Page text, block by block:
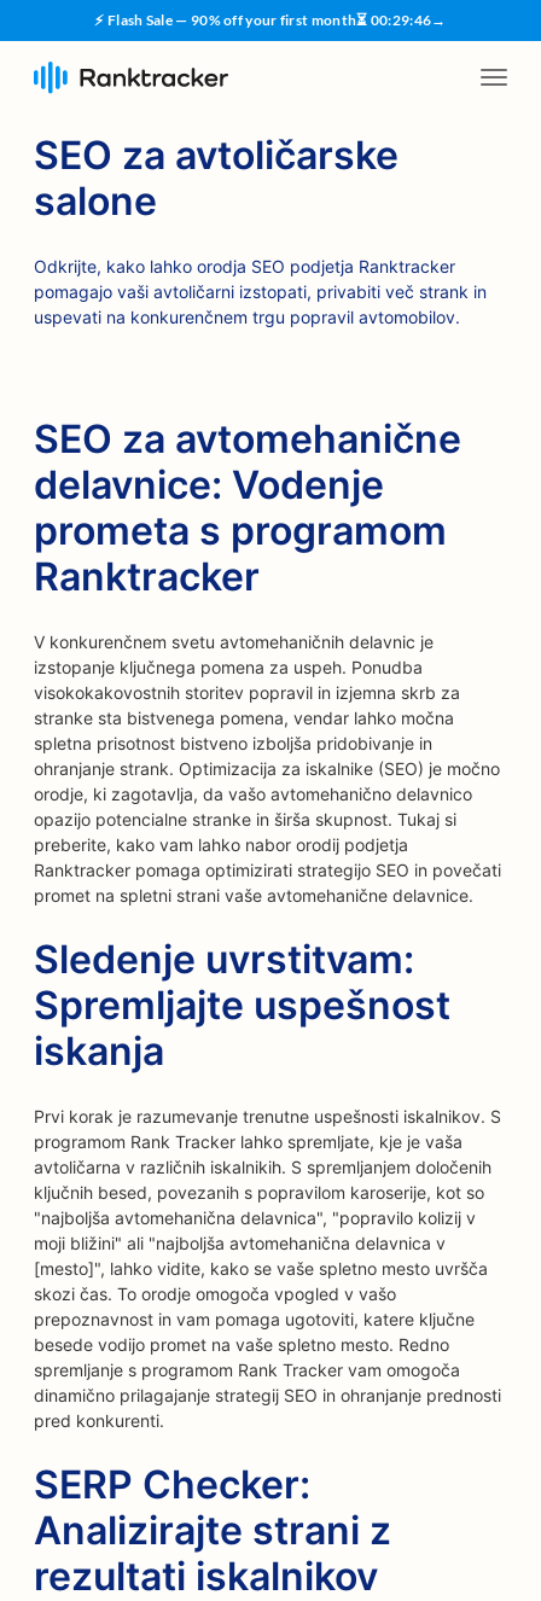
⚡ Flash Sale — 90% off your first month⏳ 00:29:45→
SEO za avtoličarske
salone
Odkrijte, kako lahko orodja SEO podjetja Ranktracker
pomagajo vaši avtoličarni izstopati, privabiti več strank in
uspevati na konkurenčnem trgu popravil avtomobilov.
SEO za avtomehanične
delavnice: Vodenje
prometa s programom
Ranktracker
V konkurenčnem svetu avtomehaničnih delavnic je
izstopanje ključnega pomena za uspeh. Ponudba
visokokakovostnih storitev popravil in izjemna skrb za
stranke sta bistvenega pomena, vendar lahko močna
spletna prisotnost bistveno izboljša pridobivanje in
ohranjanje strank. Optimizacija za iskalnike (SEO) je močno
orodje, ki zagotavlja, da vašo avtomehanično delavnico
opazijo potencialne stranke in širša skupnost. Tukaj si
preberite, kako vam lahko nabor orodij podjetja
Ranktracker pomaga optimizirati strategijo SEO in povečati
promet na spletni strani vaše avtomehanične delavnice.
Sledenje uvrstitvam:
Spremljajte uspešnost
iskanja
Prvi korak je razumevanje trenutne uspešnosti iskalnikov. S
programom Rank Tracker lahko spremljate, kje je vaša
avtoličarna v različnih iskalnikih. S spremljanjem določenih
ključnih besed, povezanih s popravilom karoserije, kot so
"najboljša avtomehanična delavnica", "popravilo kolizij v
moji bližini" ali "najboljša avtomehanična delavnica v
[mesto]", lahko vidite, kako se vaše spletno mesto uvršča
skozi čas. To orodje omogoča vpogled v vašo
prepoznavnost in vam pomaga ugotoviti, katere ključne
besede vodijo promet na vaše spletno mesto. Redno
spremljanje s programom Rank Tracker vam omogoča
dinamično prilagajanje strategij SEO in ohranjanje prednosti
pred konkurenti.
SERP Checker:
Analizirajte strani z
rezultati iskalnikov